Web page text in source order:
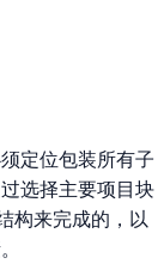
定位包装所有子
选择主要项目块
构来完成的，以